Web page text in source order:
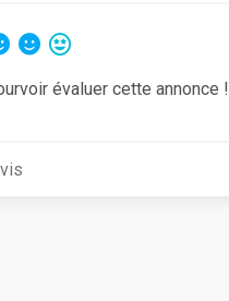
évaluer cette annonce !